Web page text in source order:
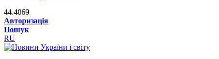
44.4869
Авторизація
Пошук
RU